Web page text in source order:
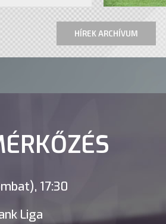
HÍREK ARCHÍVUM
17:30
Liga